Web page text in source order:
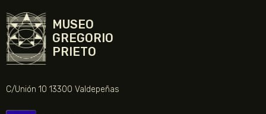
MUSEO
GREGORIO
PRIETO
C/Unión 10 13300 Valdepeñas